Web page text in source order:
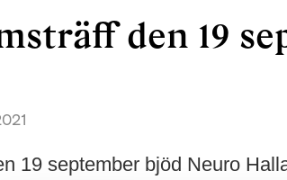
den 19
19 september bjöd Neuro